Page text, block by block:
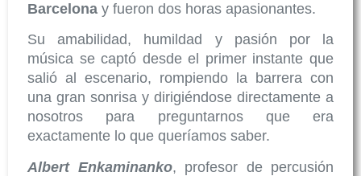
Barcelona y fueron dos horas apasionantes.
Su amabilidad, humildad y pasión por la
música se captó desde el primer instante que
salió al escenario, rompiendo la barrera con
una gran sonrisa y dirigiéndose directamente a
nosotros para preguntarnos que era
exactamente lo que queríamos saber.
Albert Enkaminanko, profesor de percusión